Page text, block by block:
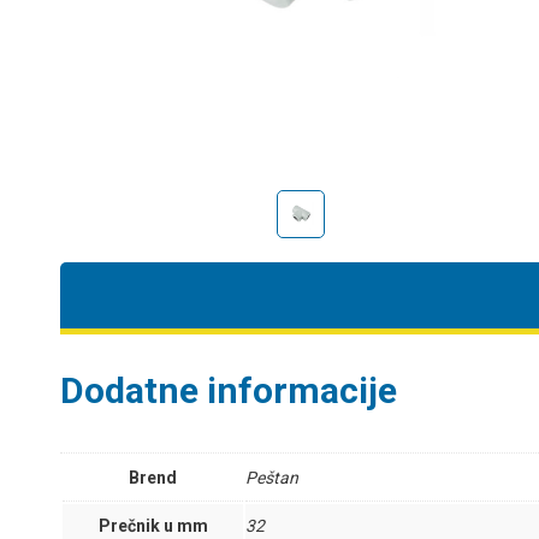
Dodatne informacije
Brend Peštan
Prečnik u mm 32